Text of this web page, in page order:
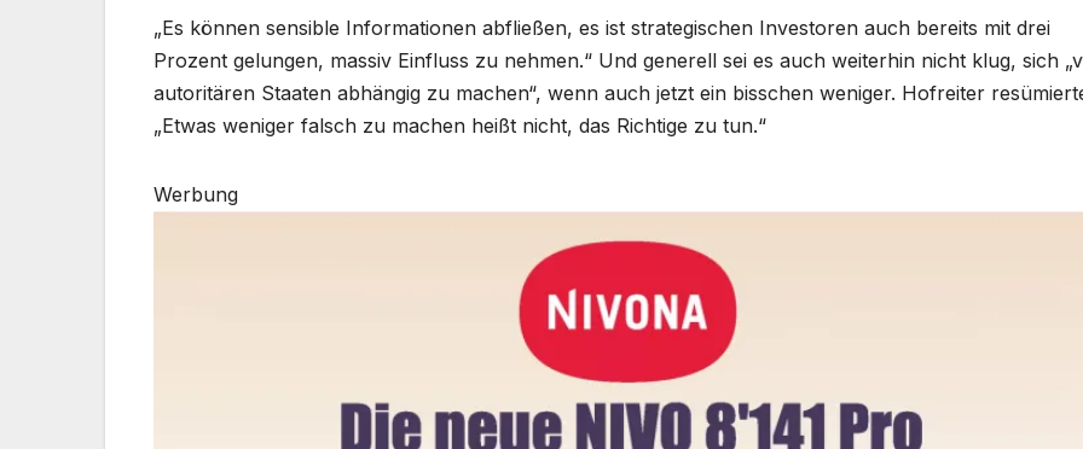
„Es können sensible Informationen abfließen, es ist strategischen Investoren auch bereits mit drei
Prozent gelungen, massiv Einfluss zu nehmen.“ Und generell sei es auch weiterhin nicht klug, sich
autoritären Staaten abhängig zu machen“, wenn auch jetzt ein bisschen weniger. Hofreiter
„Etwas weniger falsch zu machen heißt nicht, das Richtige zu tun.“
Werbung